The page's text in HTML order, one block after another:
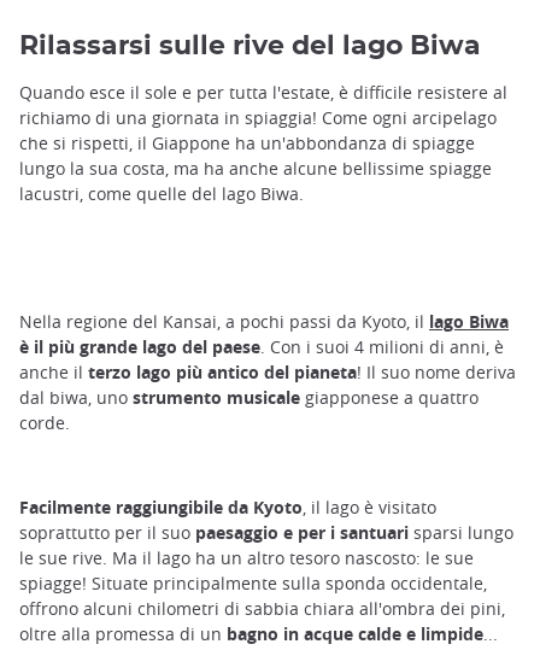
Rilassarsi sulle rive del lago Biwa
Quando esce il sole e per tutta l'estate, è difficile resistere al
richiamo di una giornata in spiaggia! Come ogni arcipelago
che si rispetti, il Giappone ha un'abbondanza di spiagge
lungo la sua costa, ma ha anche alcune bellissime spiagge
lacustri, come quelle del lago Biwa.
Nella regione del Kansai, a pochi passi da Kyoto, il lago Biwa
è il più grande lago del paese . Con i suoi 4 milioni di anni, è
anche il terzo lago più antico del pianeta! Il suo nome deriva
dal biwa, uno strumento musicale giapponese a quattro
corde.
Facilmente raggiungibile da Kyoto, il lago è visitato
soprattutto per il suo paesaggio e per i santuari sparsi lungo
le sue rive. Ma il lago ha un altro tesoro nascosto: le sue
spiagge! Situate principalmente sulla sponda occidentale,
offrono alcuni chilometri di sabbia chiara all'ombra dei pini,
oltre alla promessa di un bagno in acque calde e limpide...